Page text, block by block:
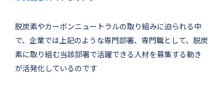
脱炭素やカーボンニュートラルの取り組みに迫られる中
で、企業では上記のような専門部署、専門職として、脱炭
素に取り組む当該部署で活躍できる人材を募集する動き
が活発化しているのです